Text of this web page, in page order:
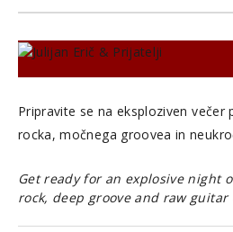
Pripravite se na eksploziven večer
rocka, močnega groovea in
Get ready for an explosive night
rock, deep groove and raw guitar